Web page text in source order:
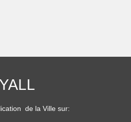
de la Ville sur: